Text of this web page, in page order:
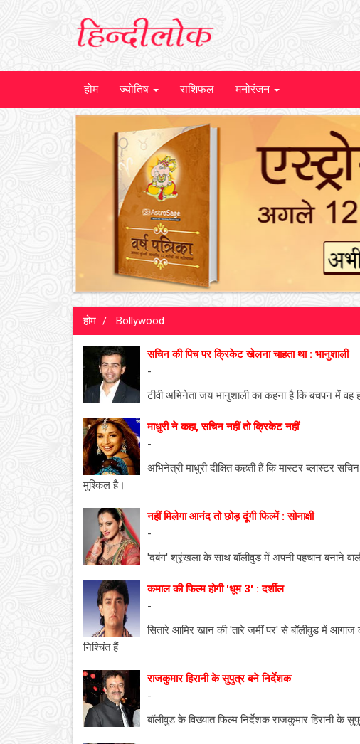
होम ज्योतिष राशिफल मनोरंजन
होम Bollywood
सचिन की पिच पर क्रिकेट खेलना चाहता था : भानुशाली
-
टीवी अभिनेता जय भानुशाली का कहना है कि बचपन में
माधुरी ने कहा, सचिन नहीं तो क्रिकेट नहीं
-
अभिनेत्री माधुरी दीक्षित कहती हैं कि मास्टर ब्लास्टर
मुश्किल है।
नहीं मिलेगा आनंद तो छोड़ दूंगी फिल्में : सोनाक्षी
-
'दबंग' श्रृंखला के साथ बॉलीवुड में अपनी पहचान बनाने वाली
कमाल की फिल्म होगी 'धूम 3' : दर्शील
-
सितारे आमिर खान की 'तारे जमीं पर' से बॉलीवुड में
निश्चिंत हैं
राजकुमार हिरानी के सुपुत्र बने निर्देशक
-
बॉलीवुड के विख्यात फिल्म निर्देशक राजकुमार हिरानी के